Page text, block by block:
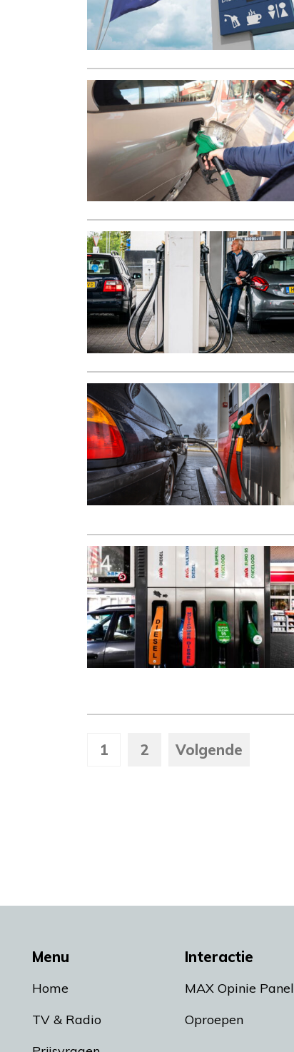
1 2 Volgende
Menu
Home
TV & Radio
Interactie
MAX Opinie Panel
Oproepen